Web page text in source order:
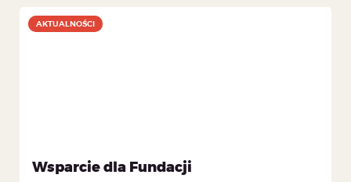
Wsparcie dla Fundacji
AKTUALNOŚCI
AKTUALNOŚCI